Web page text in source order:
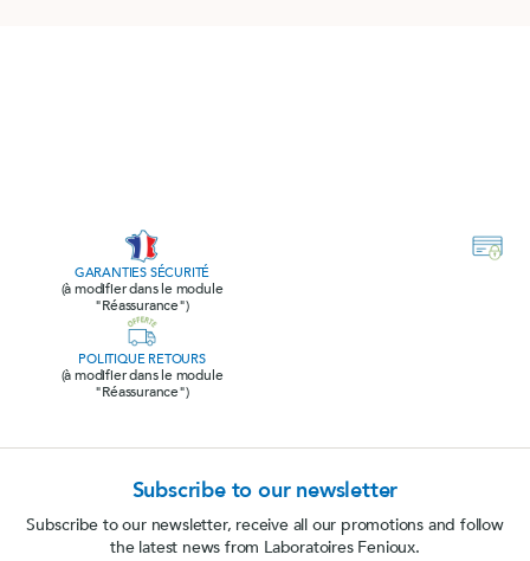
GARANTIES SÉCURITÉ
(à modifier dans le module
"Réassurance")
POLITIQUE RETOURS
(à modifier dans le module
"Réassurance")
Subscribe to our newsletter
Subscribe to our newsletter, receive all our promotions and follow
the latest news from Laboratoires Fenioux.